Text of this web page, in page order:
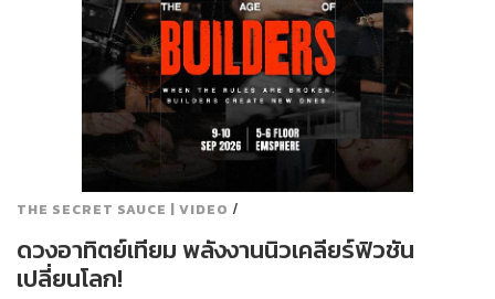
THE SECRET SAUCE | VIDEO /
ดวงอาทิตย์เทียม พลังงานนิวเคลียร์ฟิวชัน
เปลี่ยนโลก!